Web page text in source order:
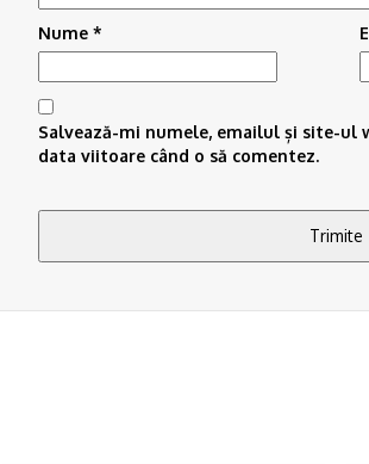
Nume *
Salvează-mi numele, emailul și site-ul
data viitoare când o să comentez.